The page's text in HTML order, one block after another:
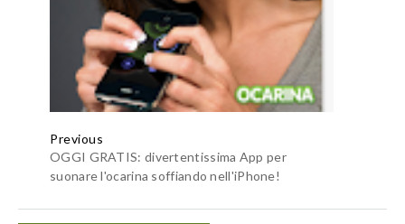
Previous
OGGI GRATIS: divertentissima App per
suonare l'ocarina soffiando nell'iPhone!